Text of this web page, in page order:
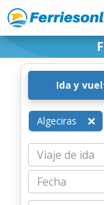
Ida y
Algeciras